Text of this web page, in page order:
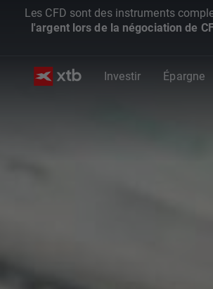
Les CFD sont des instruments
l'argent lors de la négociation de
Investir Épargne